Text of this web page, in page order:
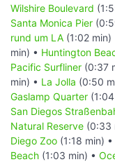
Wilshire Boulevard
Santa Monica Pier
rund um LA (1:02 min)
min) • Huntington
Pacific Surfliner (0:37
min) • La Jolla (0:50
Gaslamp Quarter
San Diegos
Natural Reserve (0:33
Diego Zoo (1:18 min) •
Beach (1:03 min) •